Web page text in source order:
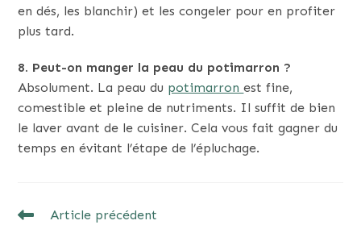
en dés, les blanchir) et les congeler pour en profiter
plus tard.
8. Peut-on manger la peau du potimarron ?
Absolument. La peau du potimarronest fine,
comestible et pleine de nutriments. Il suffit de bien
le laver avant de le cuisiner. Cela vous fait gagner du
temps en évitant l’étape de l’épluchage.
READ
Article précédent